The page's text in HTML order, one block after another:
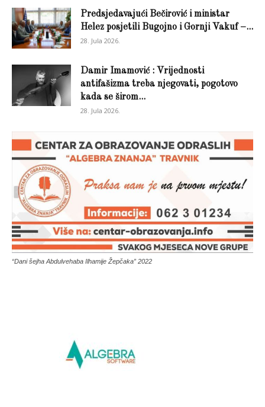
Predsjedavajući Bečirović i ministar
Helez posjetili Bugojno i Gornji Vakuf –...
28. Jula 2026.
Damir Imamović : Vrijednosti
antifašizma treba njegovati, pogotovo
kada se širom...
28. Jula 2026.
“Dani šejha Abdulvehaba Ilhamije Žepčaka” 2022